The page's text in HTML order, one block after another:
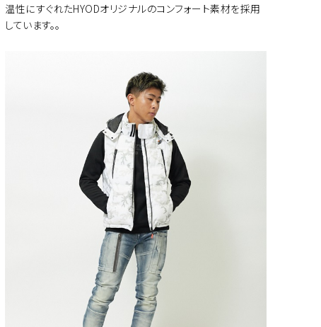
温性にすぐれたHYODオリジナルのコンフォート素材を採用
しています。。
カートに入れる